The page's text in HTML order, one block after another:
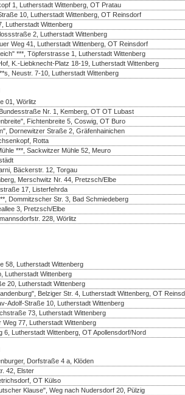
1, Lutherstadt Wittenberg, OT Pratau
10, Lutherstadt Wittenberg, OT Reinsdorf
Lutherstadt Wittenberg
2, Lutherstadt Wittenberg
Weg 41, Lutherstadt Wittenberg, OT Reinsdorf
***, Töpferstrasse 1, Lutherstadt Wittenberg
K.-Liebknecht-Platz 18-19, Lutherstadt Wittenberg
Neustr. 7-10, Lutherstadt Wittenberg
01, Wörlitz
Nr. 1, Kemberg, OT OT Lubast
Fichtenbreite 5, Coswig, OT Buro
Dornewitzer Straße 2, Gräfenhainichen
Rotta
***, Sackwitzer Mühle 52, Meuro
Bäckerstr. 12, Torgau
Merschwitz Nr. 44, Pretzsch/Elbe
17, Listerfehrda
Dommitzscher Str. 3, Bad Schmiedeberg
3, Pretzsch/Elbe
228, Wörlitz
58, Lutherstadt Wittenberg
Lutherstadt Wittenberg
20, Lutherstadt Wittenberg
Belziger Str. 4, Lutherstadt Wittenberg, OT
Adolf-Straße 10, Lutherstadt Wittenberg
73, Lutherstadt Wittenberg
77, Lutherstadt Wittenberg
6, Lutherstadt Wittenberg, OT Apollensdorf/Nord
Dorfstraße 4 a, Klöden
42, Elster
OT Külso
Klause", Weg nach Nudersdorf 20, Pülzig